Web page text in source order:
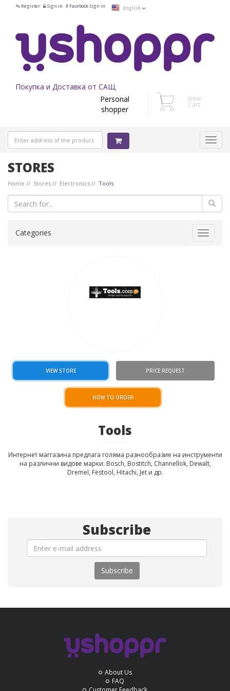
Register Sign in Facebook Sign in English
Покупка и Доставка от САЩ
Personal
shopper
View
Cart
STORES
Home Stores Electronics Tools
Toggle
Categories
VIEW STORE PRICE REQUEST
HOW TO ORDER
Tools
Интернет маггазина предлага голяма разнообразие на инструменти
на различни видове марки: Bosch, Bostitch, Channellok, Dewalt,
Dremel, Festool, Hitachi, Jet и др.
Subscribe
Subscribe
About Us
FAQ